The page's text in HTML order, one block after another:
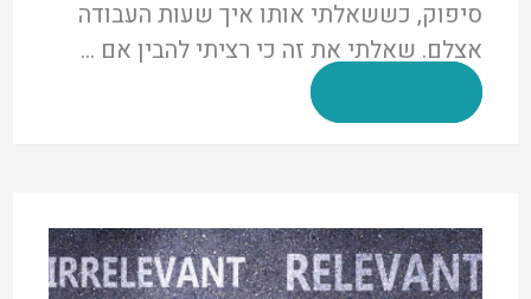
סיפוק, כששאלתי אותו איך שעות העבודה
אצלם. שאלתי את זה כי רציתי להבין אם …